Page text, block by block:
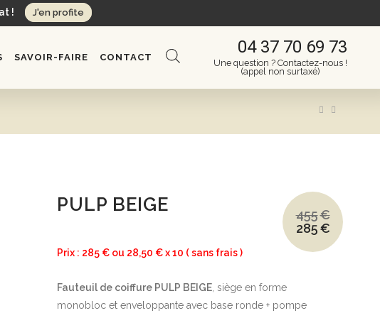
! J'en profite
SAVOIR-FAIRE CONTACT
04 37 70 69 73
Une question ? Contactez-nous !
(appel non surtaxé)
PULP BEIGE 455€
Le
prix
initial
285€
Le
prix
actuel
Prix : 285 € ou 28,50 € x 10 ( sans frais )
Fauteuil de coiffure PULP BEIGE , siège en forme
monobloc et enveloppante avec base ronde + pompe